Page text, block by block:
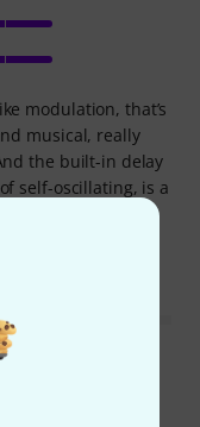
modulation, that’s
musical, really
the built-in delay
self-oscillating, is a